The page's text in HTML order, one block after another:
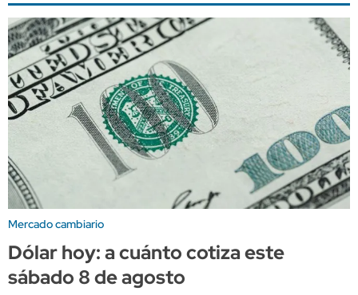
Mercado cambiario
Dólar hoy: a cuánto cotiza este
sábado 8 de agosto